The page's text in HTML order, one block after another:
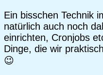
Ein bisschen Technik
natürlich auch noch
einrichten, Cronjobs
Dinge, die wir
😉